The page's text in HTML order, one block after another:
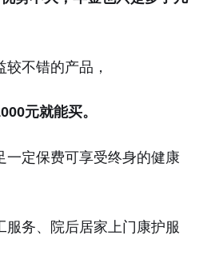
不错的产品，
元就能买。
一定保费可享受终身的健康
服务、院后居家上门康护服